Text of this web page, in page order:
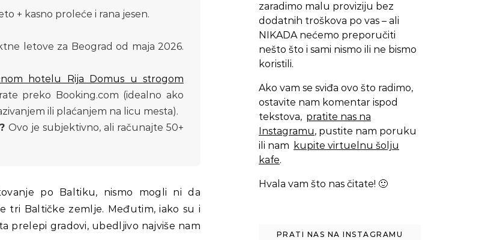
+ kasno proleće i rana jesen.
letove za Beograd od maja 2026.
hotelu Rija Domus u strogom
preko Booking.com (idealno ako
ili plaćanjem na licu mesta).
Ovo je subjektivno, ali računajte 50+
po Baltiku, nismo mogli ni da
tri Baltičke zemlje. Međutim, iako su i
prelepi gradovi, ubedljivo najviše nam
zaradimo malu proviziju bez
dodatnih troškova po vas – ali
NIKADA nećemo preporučiti
nešto što i sami nismo ili ne bismo
koristili.
Ako vam se sviđa ovo što radimo,
ostavite nam komentar ispod
tekstova, pratite nas na
Instagramu, pustite nam poruku
ili nam kupite virtuelnu šolju
kafe.
Hvala vam što nas čitate! 🙂
PRATI NAS NA INSTAGRAMU